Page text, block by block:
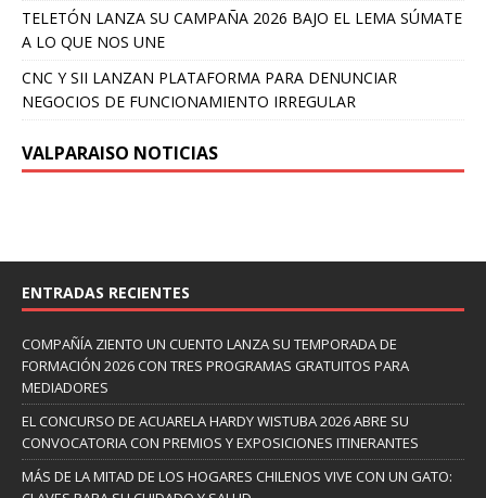
TELETÓN LANZA SU CAMPAÑA 2026 BAJO EL LEMA SÚMATE
A LO QUE NOS UNE
CNC Y SII LANZAN PLATAFORMA PARA DENUNCIAR
NEGOCIOS DE FUNCIONAMIENTO IRREGULAR
VALPARAISO NOTICIAS
ENTRADAS RECIENTES
COMPAÑÍA ZIENTO UN CUENTO LANZA SU TEMPORADA DE
FORMACIÓN 2026 CON TRES PROGRAMAS GRATUITOS PARA
MEDIADORES
EL CONCURSO DE ACUARELA HARDY WISTUBA 2026 ABRE SU
CONVOCATORIA CON PREMIOS Y EXPOSICIONES ITINERANTES
MÁS DE LA MITAD DE LOS HOGARES CHILENOS VIVE CON UN GATO: